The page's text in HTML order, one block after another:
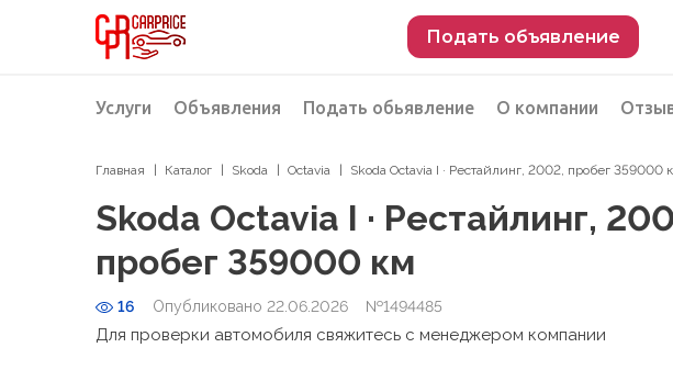
Подать объявление
Услуги
Подбор автомобиля
Подбор автомобиля из Российской Федерации
Подбор автомобиля из Европы
Проверка автомобиля перед покупкой
Объявления Подать обьявление
Разместить объявление о продаже
О компании
Главная Каталог Skoda Octavia Skoda Octavia I · Рестайлинг, 2002, пробег 359000
Skoda Octavia I · Рестайлинг,
пробег 359000 км
16 Опубликовано 22.06.2026 №1494485
Для проверки автомобиля свяжитесь с менеджером компании